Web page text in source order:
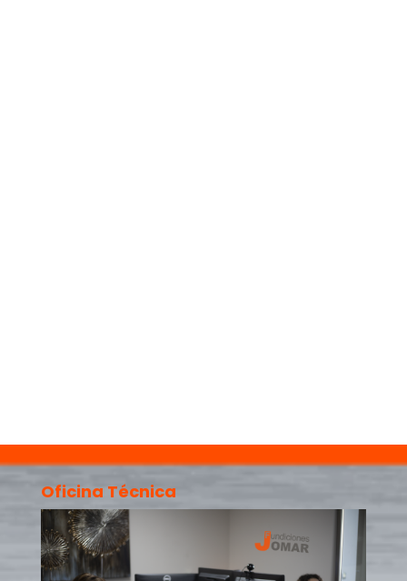
Oficina Técnica